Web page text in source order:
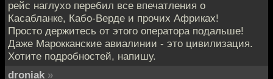
рейс наглухо перебил все впечатления о
Касабланке, Кабо-Верде и прочих Африках!
Просто держитесь от этого оператора подальше!
Даже Марокканские авиалинии - это цивилизация.
Хотите подробностей, напишу.
droniak »